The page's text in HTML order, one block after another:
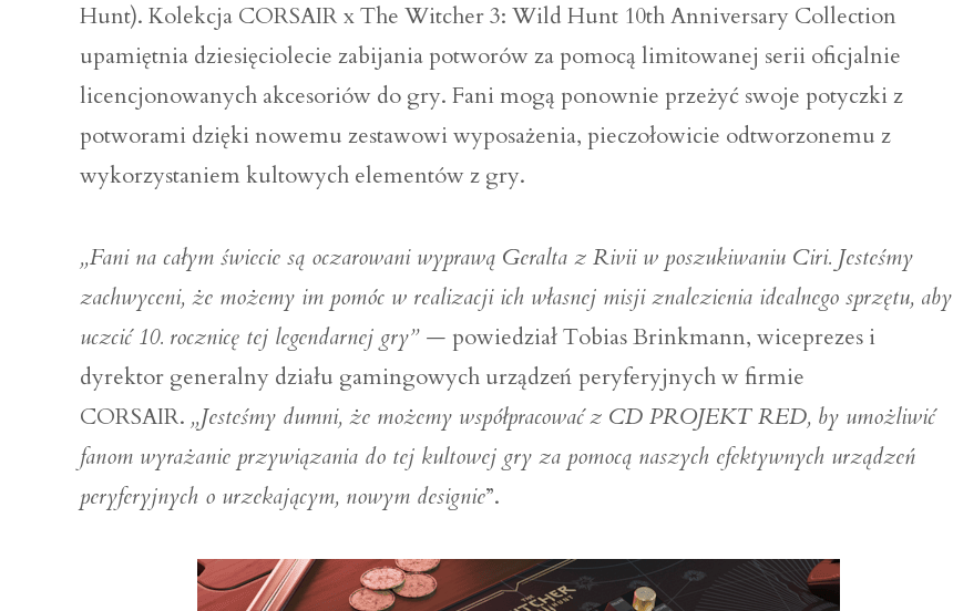
Hunt). Kolekcja CORSAIR x The Witcher 3: Wild Hunt 10th Anniversary Collection
upamiętnia dziesięciolecie zabijania potworów za pomocą limitowanej serii oficjalnie
licencjonowanych akcesoriów do gry. Fani mogą ponownie przeżyć swoje potyczki z
potworami dzięki nowemu zestawowi wyposażenia, pieczołowicie odtworzonemu z
wykorzystaniem kultowych elementów z gry.
„Fani na całym świecie są oczarowani wyprawą Geralta z Rivii w poszukiwaniu Ciri. Jesteśmy
zachwyceni, że możemy im pomóc w realizacji ich własnej misji znalezienia idealnego sprzętu, aby
uczcić 10. rocznicę tej legendarnej gry” — powiedział Tobias Brinkmann, wiceprezes i
dyrektor generalny działu gamingowych urządzeń peryferyjnych w firmie
CORSAIR. „Jesteśmy dumni, że możemy współpracować z CD PROJEKT RED, by umożliwić
fanom wyrażanie przywiązania do tej kultowej gry za pomocą naszych efektywnych urządzeń
peryferyjnych o urzekającym, nowym designie”.